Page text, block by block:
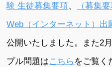
験 生徒募集要項、 （募集
Web（インターネット）出
公開いたしました。また2
プル問題はこちら をご覧く